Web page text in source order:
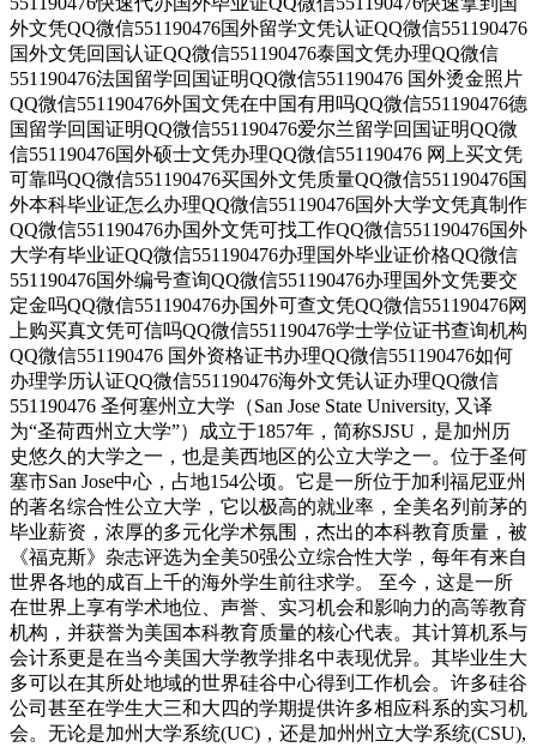
外文凭QQ微信551190476国外留学文凭认证QQ微信551190476
国外文凭回国认证QQ微信551190476泰国文凭办理QQ微信
551190476法国留学回国证明QQ微信551190476 国外烫金照片
QQ微信551190476外国文凭在中国有用吗QQ微信551190476德
国留学回国证明QQ微信551190476爱尔兰留学回国证明QQ微
信551190476国外硕士文凭办理QQ微信551190476 网上买文凭
可靠吗QQ微信551190476买国外文凭质量QQ微信551190476国
外本科毕业证怎么办理QQ微信551190476国外大学文凭真制作
QQ微信551190476办国外文凭可找工作QQ微信551190476国外
大学有毕业证QQ微信551190476办理国外毕业证价格QQ微信
551190476国外编号查询QQ微信551190476办理国外文凭要交
定金吗QQ微信551190476办国外可查文凭QQ微信551190476网
上购买真文凭可信吗QQ微信551190476学士学位证书查询机构
QQ微信551190476 国外资格证书办理QQ微信551190476如何
办理学历认证QQ微信551190476海外文凭认证办理QQ微信
551190476 圣何塞州立大学（San Jose State University, 又译
为“圣荷西州立大学”）成立于1857年，简称SJSU，是加州历
史悠久的大学之一，也是美西地区的公立大学之一。位于圣何
塞市San Jose中心，占地154公顷。它是一所位于加利福尼亚州
的著名综合性公立大学，它以极高的就业率，全美名列前茅的
毕业薪资，浓厚的多元化学术氛围，杰出的本科教育质量，被
《福克斯》杂志评选为全美50强公立综合性大学，每年有来自
世界各地的成百上千的海外学生前往求学。 至今，这是一所
在世界上享有学术地位、声誉、实习机会和影响力的高等教育
机构，并获誉为美国本科教育质量的核心代表。其计算机系与
会计系更是在当今美国大学教学排名中表现优异。其毕业生大
多可以在其所处地域的世界硅谷中心得到工作机会。许多硅谷
公司甚至在学生大三和大四的学期提供许多相应科系的实习机
会。无论是加州大学系统(UC)，还是加州州立大学系统(CSU),